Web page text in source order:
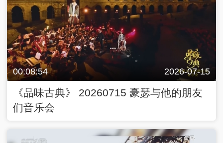
00:08:54 2026-07-15
《品味古典》 20260715 豪瑟与他的朋友
们音乐会